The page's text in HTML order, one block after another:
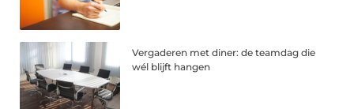
Vergaderen met diner: de teamdag die
wél blijft hangen